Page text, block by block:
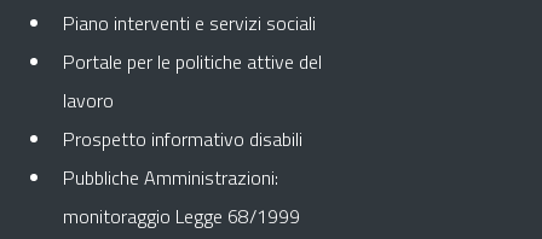
Piano interventi e servizi sociali
Portale per le politiche attive del
lavoro
Prospetto informativo disabili
Pubbliche Amministrazioni:
monitoraggio Legge 68/1999